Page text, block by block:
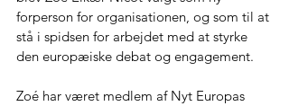
forperson for organisationen, og som til at
stå i spidsen for arbejdet med at styrke
den europæiske debat og engagement.
Zoé har været medlem af Nyt Europas